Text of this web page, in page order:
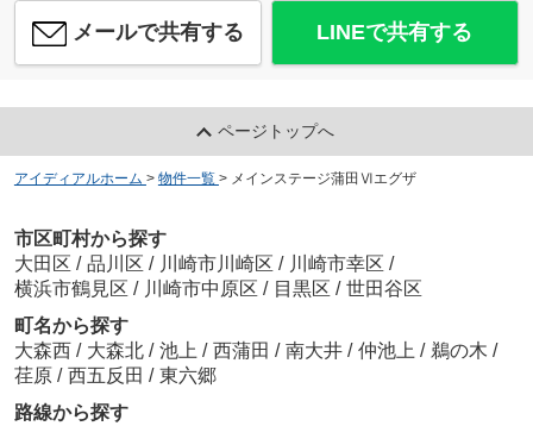
メールで共有する LINEで共有する
ページトップへ
アイディアルホーム > 物件一覧 > メインステージ蒲田Ⅵエグザ
市区町村から探す
大田区 / 品川区 / 川崎市川崎区 / 川崎市幸区 /
横浜市鶴見区 / 川崎市中原区 / 目黒区 / 世田谷区
町名から探す
大森西 / 大森北 / 池上 / 西蒲田 / 南大井 / 仲池上 / 鵜の木 /
荏原 / 西五反田 / 東六郷
路線から探す